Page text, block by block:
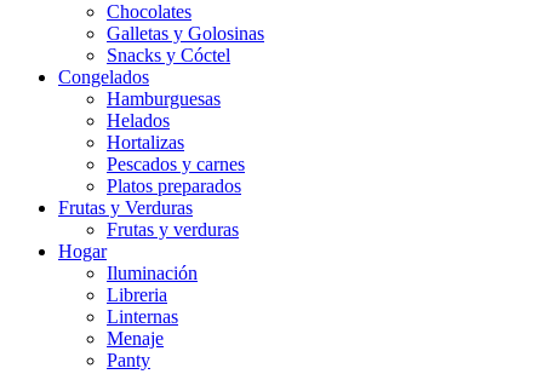
Chocolates
Galletas y Golosinas
Snacks y Cóctel
Congelados
Hamburguesas
Helados
Hortalizas
Pescados y carnes
Platos preparados
Frutas y Verduras
Frutas y verduras
Hogar
Iluminación
Libreria
Linternas
Menaje
Panty